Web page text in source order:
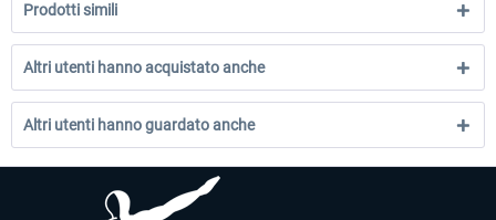
Prodotti simili
Altri utenti hanno acquistato anche
Altri utenti hanno guardato anche